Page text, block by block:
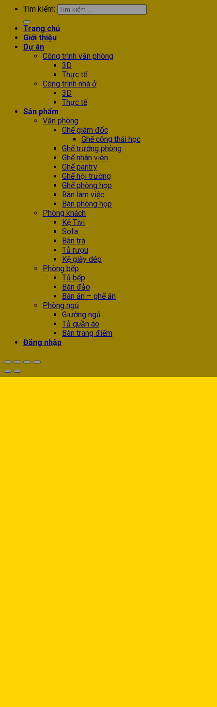
Tìm kiếm:
Trang chủ
Giới thiệu
Dự án
Công trình văn phòng
3D
Thực tế
Công trình nhà ở
3D
Thực tế
Sản phẩm
Văn phòng
Ghế giám đốc
Ghế công thái học
Ghế trưởng phòng
Ghế nhân viên
Ghế pantry
Ghế hội trường
Ghế phòng họp
Bàn làm việc
Bàn phòng họp
Phòng khách
Kệ Tivi
Sofa
Bàn trà
Tủ rượu
Kệ giày dép
Phòng bếp
Tủ bếp
Bàn đảo
Bàn ăn – ghế ăn
Phòng ngủ
Giường ngủ
Tủ quần áo
Bàn trang điểm
Đăng nhập